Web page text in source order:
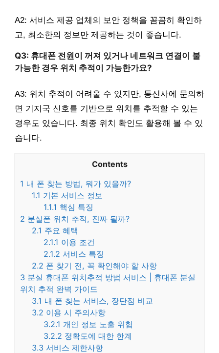
A2: 서비스 제공 업체의 보안 정책을 꼼꼼히 확인하
고, 최소한의 정보만 제공하는 것이 좋습니다.
Q3: 휴대폰 전원이 꺼져 있거나 네트워크 연결이 불
가능한 경우 위치 추적이 가능한가요?
A3: 위치 추적이 어려울 수 있지만, 통신사에 문의하
면 기지국 신호를 기반으로 위치를 추적할 수 있는
경우도 있습니다. 최종 위치 확인도 활용해 볼 수 있
습니다.
Contents
1 내 폰 찾는 방법, 뭐가 있을까?
1.1 기본 서비스 정보
1.1.1 핵심 특징
2 분실폰 위치 추적, 진짜 될까?
2.1 주요 혜택
2.1.1 이용 조건
2.1.2 서비스 특징
2.2 폰 찾기 전, 꼭 확인해야 할 사항
3 분실 휴대폰 위치추적 방법 서비스 | 휴대폰 분실
위치 추적 완벽 가이드
3.1 내 폰 찾는 서비스, 장단점 비교
3.2 이용 시 주의사항
3.2.1 개인 정보 노출 위험
3.2.2 정확도에 대한 한계
3.3 서비스 제한사항